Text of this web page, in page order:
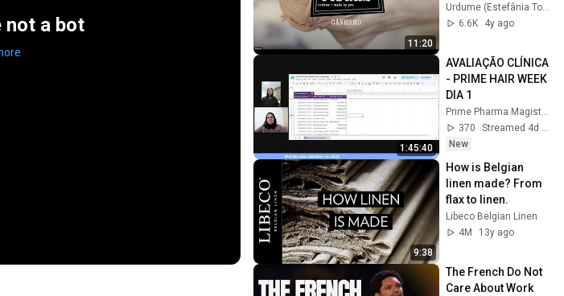
not a bot
11:20
Urdume (Estefânia Torres)
6.6K
4y ago
1:45:40
AVALIAÇÃO CLÍNICA
- PRIME HAIR WEEK
DIA 1
Prime Pharma Magistral
370
Streamed 4d ago
New
9:38
How is Belgian
linen made? From
flax to linen.
Libeco Belgian Linen
4M
13y ago
The French Do Not
Care About Work